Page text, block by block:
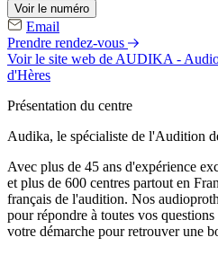
Voir le numéro
Email
Prendre rendez-vous
Voir le site web de AUDIKA -
d'Hères
Présentation du centre
Audika, le spécialiste de l'Audition
Avec plus de 45 ans d'expérience
et plus de 600 centres partout en
français de l'audition. Nos
pour répondre à toutes vos
votre démarche pour retrouver une